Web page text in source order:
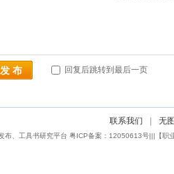
发 布 回复后跳转到最后一页
联系我们 无
布、工具书研究平台 粤ICP备案：12050613号|||【